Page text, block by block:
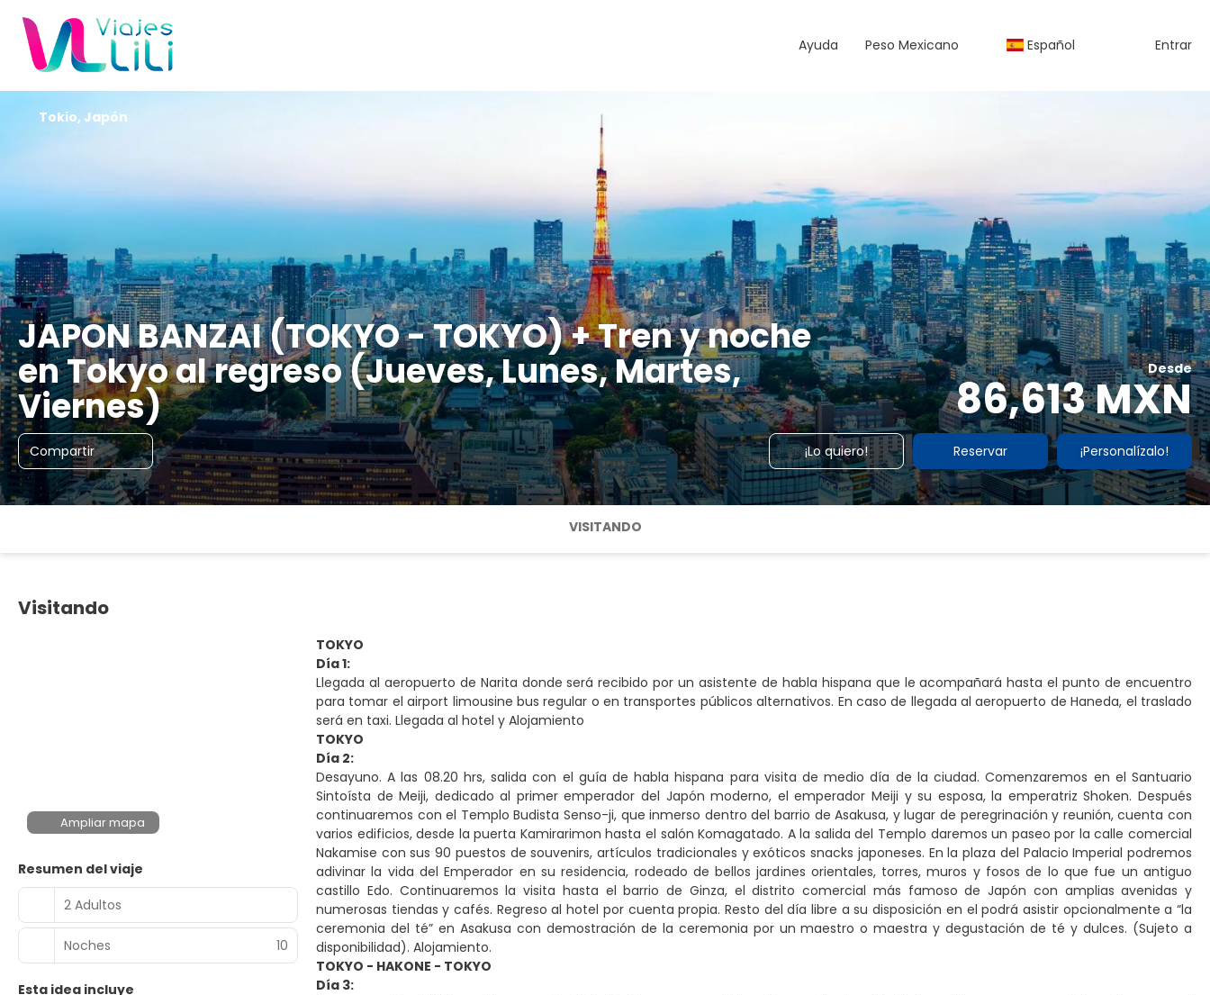
Ayuda Peso Mexicano Español Entrar
JAPON BANZAI (TOKYO - TOKYO) + Tren y noche
en Tokyo al regreso (Jueves, Lunes, Martes,
Viernes)
Desde
86,613 MXN
Compartir ¡Lo quiero! Reservar ¡Personalízalo!
Tokio, Japón
VISITANDO
Visitando
Ampliar mapa
Resumen del viaje
2 Adultos
Noches 10
Esta idea incluye
TOKYO
Día 1:
Llegada al aeropuerto de Narita donde será recibido por un asistente de habla hispana que le acompañará hasta el punto de encuentro
para tomar el airport limousine bus regular o en transportes públicos alternativos. En caso de llegada al aeropuerto de Haneda, el traslado
será en taxi. Llegada al hotel y Alojamiento
TOKYO
Día 2:
Desayuno. A las 08.20 hrs, salida con el guía de habla hispana para visita de medio día de la ciudad. Comenzaremos en el Santuario
Sintoísta de Meiji, dedicado al primer emperador del Japón moderno, el emperador Meiji y su esposa, la emperatriz Shoken. Después
continuaremos con el Templo Budista Senso-ji, que inmerso dentro del barrio de Asakusa, y lugar de peregrinación y reunión, cuenta con
varios edificios, desde la puerta Kamirarimon hasta el salón Komagatado. A la salida del Templo daremos un paseo por la calle comercial
Nakamise con sus 90 puestos de souvenirs, artículos tradicionales y exóticos snacks japoneses. En la plaza del Palacio Imperial podremos
adivinar la vida del Emperador en su residencia, rodeado de bellos jardines orientales, torres, muros y fosos de lo que fue un antiguo
castillo Edo. Continuaremos la visita hasta el barrio de Ginza, el distrito comercial más famoso de Japón con amplias avenidas y
numerosas tiendas y cafés. Regreso al hotel por cuenta propia. Resto del día libre a su disposición en el podrá asistir opcionalmente a “la
ceremonia del té” en Asakusa con demostración de la ceremonia por un maestro o maestra y degustación de té y dulces. (Sujeto a
disponibilidad). Alojamiento.
TOKYO - HAKONE - TOKYO
Día 3: